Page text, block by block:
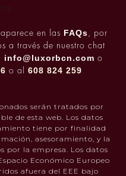
en las FAQs , por
a través de nuestro chat
info@luxorbcn.com o
o al 608 824 259
serán tratados por
de esta web. Los datos
tiene por finalidad
asesoramiento, y la
por la empresa. Los datos
Económico Europeo
afuera del EEE bajo